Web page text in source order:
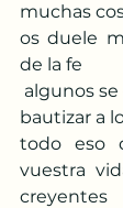
muchas
os duele
de la fe
algunos
bautizar a
todo eso
vuestra
creyentes